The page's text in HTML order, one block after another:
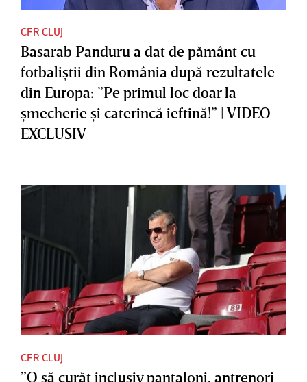
CFR CLUJ
Basarab Panduru a dat de pământ cu
fotbaliştii din România după rezultatele
din Europa: ”Pe primul loc doar la
şmecherie şi caterincă ieftină!” | VIDEO
EXCLUSIV
CFR CLUJ
”O să curăţ inclusiv pantaloni, antrenori